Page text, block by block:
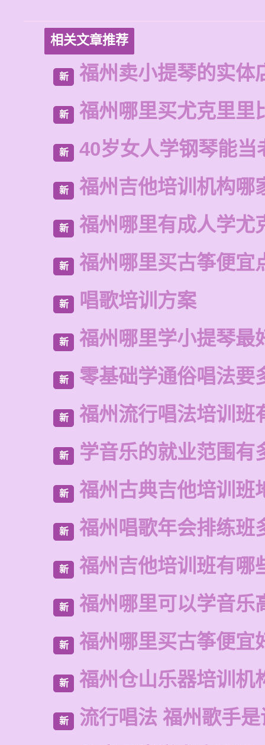
相关文章推荐
新 福州卖小提琴的实体
新 福州哪里买尤克里里
新 40岁女人学钢琴能当
新 福州吉他培训机构哪
新 福州哪里有成人学尤
新 福州哪里买古筝便宜
新 唱歌培训方案
新 福州哪里学小提琴最
新 零基础学通俗唱法要
新 福州流行唱法培训班
新 学音乐的就业范围有
新 福州古典吉他培训班
新 福州唱歌年会排练班
新 福州吉他培训班有哪
新 福州哪里可以学音乐
新 福州哪里买古筝便宜
新 福州仓山乐器培训机
新 流行唱法 福州歌手是